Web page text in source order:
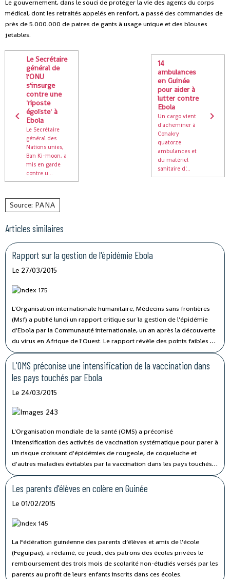
Le gouvernement, dans le souci de protéger la vie des agents du corps
médical, dont les retraités appelés en renfort, a passé des commandes de
près de 5.000.000 de paires de gants à usage unique et des blouses
jetables.
Le Secrétaire
général de
l'ONU
s'insurge
contre une
'riposte
égoïste' à
Ebola
Le Secrétaire
général des
Nations unies,
Ban Ki-moon, a
mis en garde
contre u...
14
ambulances
en Guinée
pour aider à
lutter contre
Ebola
Un cargo vient
d'acheminer à
Conakry
quatorze
ambulances et
du matériel
sanitaire d'...
Source: PANA
Articles similaires
Rapport sur la gestion de l'épidémie Ebola
Le 27/03/2015
L'Organisation internationale humanitaire, Médecins sans frontières
(Msf) a publié lundi un rapport critique sur la gestion de l'épidémie
d'Ebola par la Communauté internationale, un an après la découverte
du virus en Afrique de l'Ouest. Le rapport révèle des points faibles de
la réaction internationale à cette crise de santé, soulignant sous forme
de mise en garde, que l'épidémie n'est pas vaincue malgré la baisse
globale des cas.
L'OMS préconise une intensification de la vaccination dans
les pays touchés par Ebola
Le 24/03/2015
L'Organisation mondiale de la santé (OMS) a préconisé
l'intensification des activités de vaccination systématique pour parer à
un risque croissant d'épidémies de rougeole, de coqueluche et
d'autres maladies évitables par la vaccination dans les pays touchés
par Ebola.
Les parents d'élèves en colère en Guinée
Le 01/02/2015
La Fédération guinéenne des parents d’élèves et amis de l’école
(Feguipae), a réclamé, ce jeudi, des patrons des écoles privées le
remboursement des trois mois de scolarité non-étudiés versés par les
parents au profit de leurs enfants inscrits dans ces écoles.